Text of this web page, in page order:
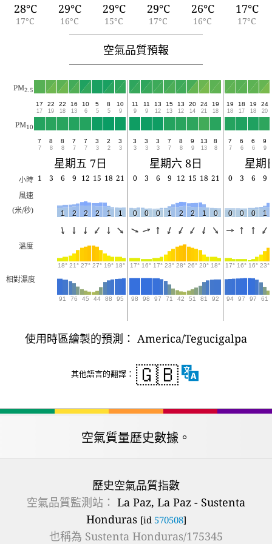
28°C
17°C
29°C
16°C
29°C
15°C
29°C
17°C
26°C
16°C
17°C
17°C
空氣品質預報
PM2.5
17
17
22
19
22
18
16
13
10
6
5
5
8
5
10
9
11
9
11
9
13
12
15
13
13
12
20
14
24
21
19
18
19
18
18
17
19
18
24
20
PM10
7
7
8
8
8
8
7
7
7
7
3
3
2
2
3
3
3
3
3
3
3
3
7
7
8
8
9
9
13
13
8
8
7
7
6
6
6
6
9
9
星期五 7日 星期六 8日 星期
小時 1 3 6 9 12 15 18 21 0 3 6 9 12 15 18 21 0 3 6
9
風速
(米/秒)
1 2 2 2 1 1 0 0 0 1 2 2 1 0 0 0 0 1
溫度
18° 21° 27° 27° 19° 18° 17° 16° 17° 23° 28° 26° 20° 18° 17° 16° 16° 23°
相對濕度
91 76 45 44 88 95 98 98 97 71 42 51 81 92 94 97 97 61
使用時區繪製的預測： America/Tegucigalpa
其他語言的翻譯： 🇬🇧
空氣質量歷史數據。
歷史空氣品質指數
空氣品質監測站： La Paz, La Paz - Sustenta
Honduras [id 570508]
也稱為 Sustenta Honduras/175345